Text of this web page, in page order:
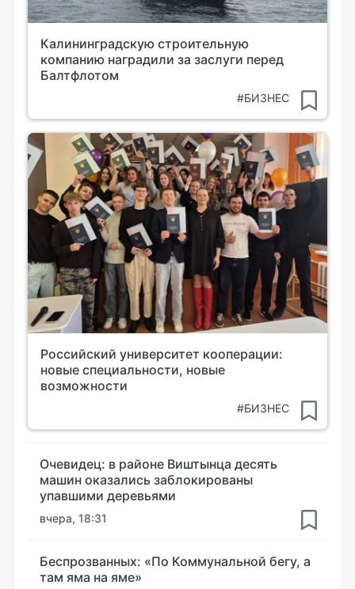
Калининградскую строительную
компанию наградили за заслуги перед
Балтфлотом
#БИЗНЕС
Российский университет кооперации:
новые специальности, новые
возможности
#БИЗНЕС
Очевидец: в районе Виштынца десять
машин оказались заблокированы
упавшими деревьями
вчера, 18:31
Беспрозванных: «По Коммунальной бегу, а
там яма на яме»